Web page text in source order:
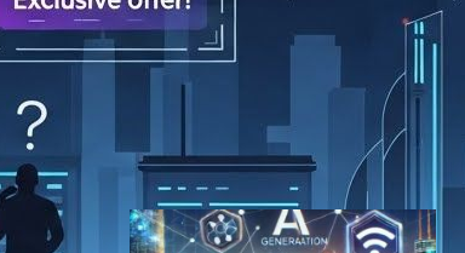
ChatGPTに広告導入か。
OpenAI、週間8億ユーザーへ
「見えない広告」戦略を検討
AI（人工知能）ニュース
テクノロジーと経済ニュース
2025年12月28日9:00